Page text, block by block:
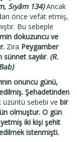
Sıyâm 134) Ancak
önce vefat etmiş,
Bu sebeple
dokuzuncu ve
Zira Peygamber
sayılır. (R.
onuncu günü,
Şehadetinden
sebebi ve bir
olmuştur. O gün
yetmiş iki kişi şehit
istenmişti.